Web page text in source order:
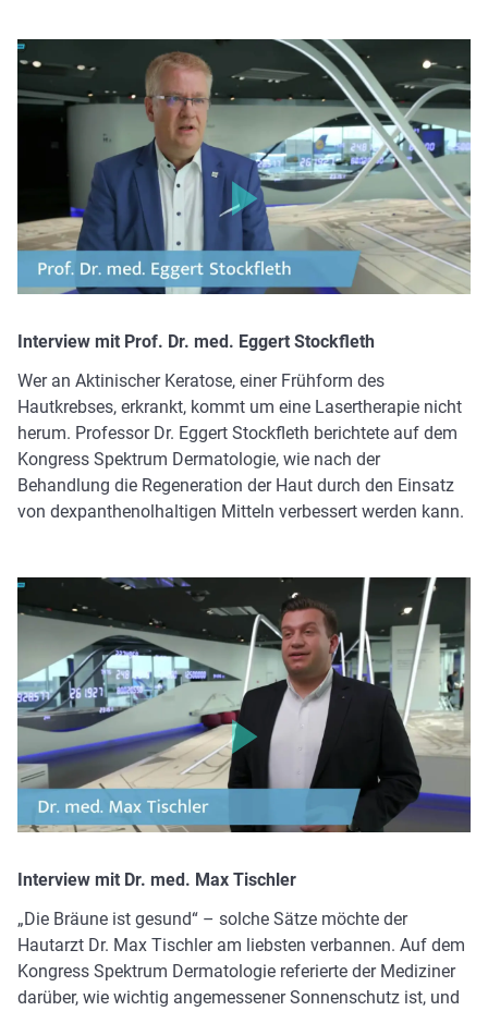
Interview mit Prof. Dr. med. Eggert Stockfleth
Wer an Aktinischer Keratose, einer Frühform des
Hautkrebses, erkrankt, kommt um eine Lasertherapie nicht
herum. Professor Dr. Eggert Stockfleth berichtete auf dem
Kongress Spektrum Dermatologie, wie nach der
Behandlung die Regeneration der Haut durch den Einsatz
von dexpanthenolhaltigen Mitteln verbessert werden kann.
Interview mit Dr. med. Max Tischler
„Die Bräune ist gesund“ – solche Sätze möchte der
Hautarzt Dr. Max Tischler am liebsten verbannen. Auf dem
Kongress Spektrum Dermatologie referierte der Mediziner
darüber, wie wichtig angemessener Sonnenschutz ist, und